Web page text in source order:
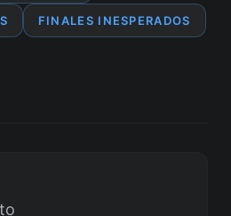
FINALES INESPERADOS